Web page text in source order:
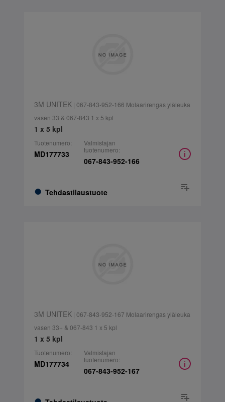
3M UNITEK| 067-843-952-166 Molaarirengas yläleuka
vasen 33 & 067-843 1 x 5 kpl
1 x 5 kpl
Tuotenumero:
MD177733
Tehdastilaustuote
Valmistajan
tuotenumero:
067-843-952-166
3M UNITEK| 067-843-952-167 Molaarirengas yläleuka
vasen 33+ & 067-843 1 x 5 kpl
1 x 5 kpl
Tuotenumero:
MD177734
Valmistajan
tuotenumero:
067-843-952-167